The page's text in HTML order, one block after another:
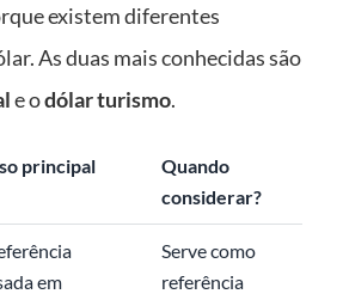
existem diferentes
As duas mais conhecidas são
e odólar turismo.
principal
Quando
considerar?
em
Serve como
referência